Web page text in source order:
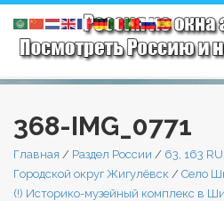
368-IMG_0771
Главная / Раздел России / 63, 163
Городской округ Жигулёвск / Село
(!) Историко-музейный комплекс в